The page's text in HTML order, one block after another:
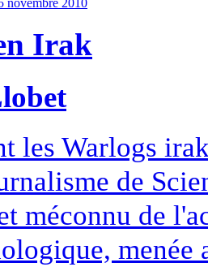
Irak
les Warlogs
de
méconnu de
menée